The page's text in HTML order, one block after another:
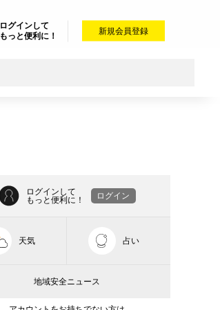
ログインして
もっと便利に！
新規会員登録
ログインして
もっと便利に！
ログイン
天気 占い
地域安全ニュース